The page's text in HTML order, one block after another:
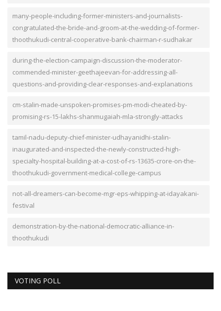
many-people-including-former-ministers-and-journalists-
congratulated-the-bride-and-groom-at-the-wedding-of-former-
thoothukudi-central-cooperative-bank-chairman-r-sudhakar
during-the-election-campaign-discussion-the-moderator-
commended-minister-geethajeevan-for-addressing-all-
questions-and-providing-clear-responses-and-explanations
cm-stalin-made-unspoken-promises-pm-modi-cheated-by-
promising-rs-15-lakhs-shanmugaiah-mla-strongly-attacks
tamil-nadu-deputy-chief-minister-udhayanidhi-stalin-
inaugurated-and-inspected-the-newly-constructed-high-
specialty-hospital-building-at-a-cost-of-rs-13635-crore-on-the-
thoothukudi-government-medical-college-campus
not-all-dreamers-can-become-mgr-eps-whipping-at-idayakani-
festival
demonstration-by-the-national-democratic-alliance-in-
thoothukudi
VOTING POLL